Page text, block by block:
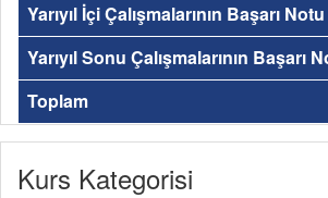
Yarıyıl İçi Çalışmalarının Başarı Notu
Yarıyıl Sonu Çalışmalarının Başarı
Toplam
Kurs Kategorisi